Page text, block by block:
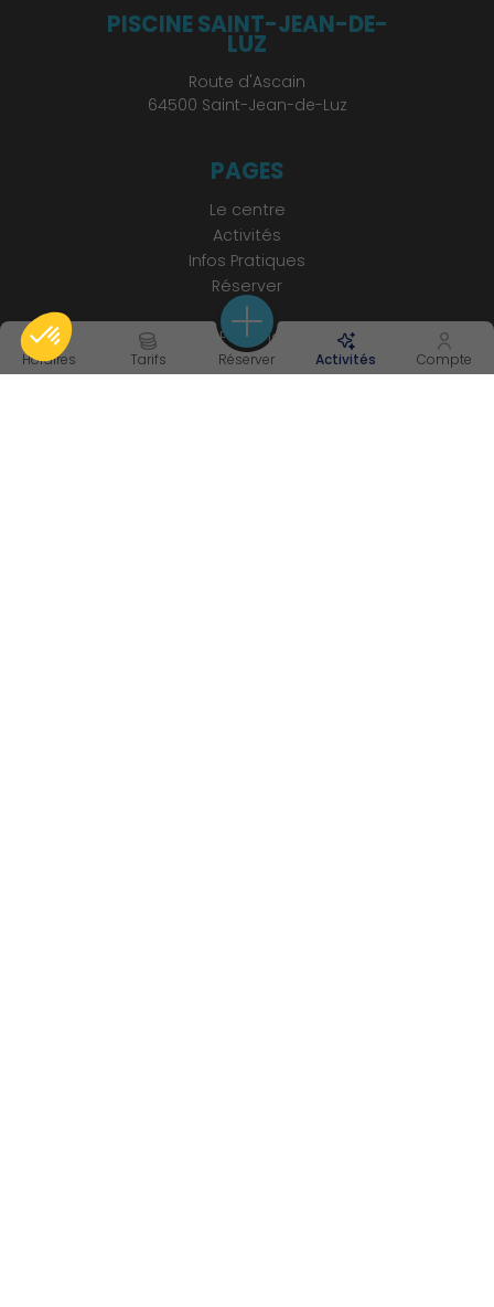
Horaires Tarifs Réserver Activités Compte
PISCINE SAINT-JEAN-DE-
LUZ
Route d'Ascain
64500 Saint-Jean-de-Luz
PAGES
Le centre
Activités
Infos Pratiques
Réserver
Actus
Nos Partenaires
Chèques Cadeaux